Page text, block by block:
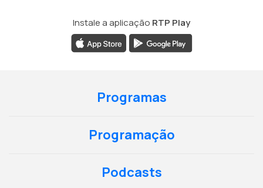
Instale a aplicação RTP Play
Programas
Programação
Podcasts